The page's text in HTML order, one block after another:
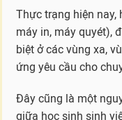
Chắc chắn để đáp
trong giáo dục thì
quan trọng, nếu
đang hướng tới.
Về nhân lực số, ở
học, Ngoại ngữ sẽ